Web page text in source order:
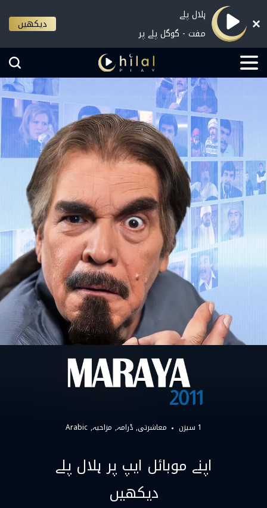
ہلال پلے
مفت - گوگل پلے پر
دیکھیں
1 سیزن معاشرتی ڈرامہ مزاحیہ Arabic
اپنے موبائل ایپ پر ہلال پلے
دیکھیں